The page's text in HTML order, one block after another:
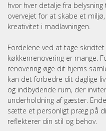
hvor hver detalje fra
overvejet for at skabe et
kreativitet i madlavningen.
Fordelene ved at tage
køkkenrenovering er mange.
renovering øge dit hjems
kan det forbedre dit daglige
og indbydende rum, der
underholdning af gæster.
sætte et personligt præg på
reflekterer din stil og behov.